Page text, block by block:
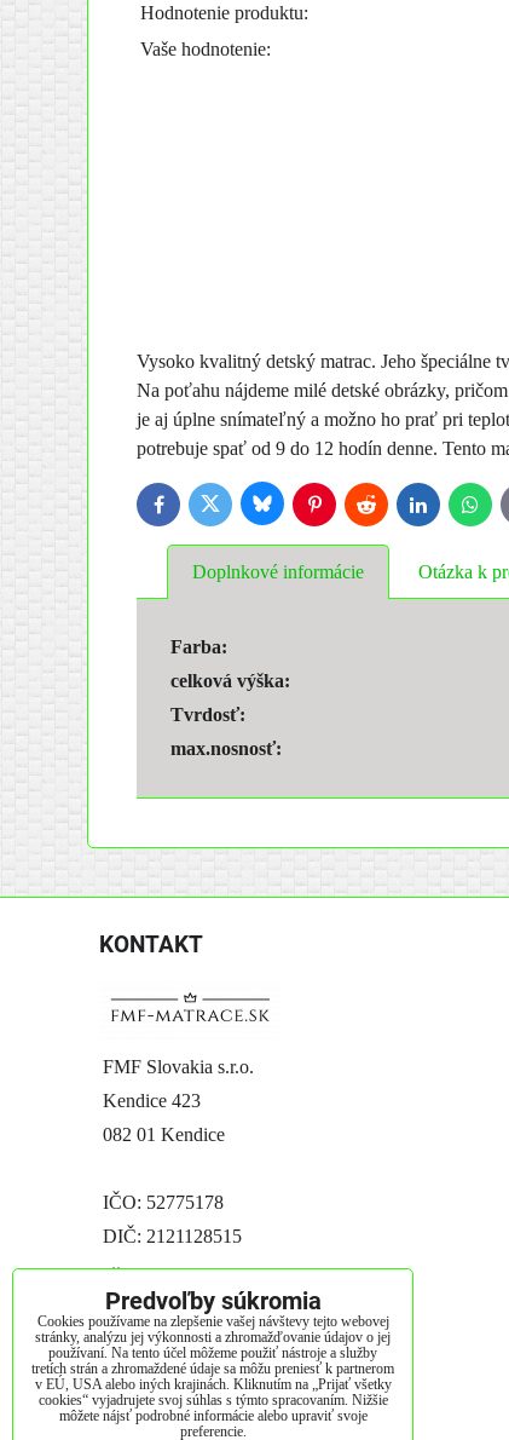
Hodnotenie produktu:
Vaše hodnotenie:
Vysoko kvalitný detský matrac. Jeho špeciálne
Na poťahu nájdeme milé detské obrázky,
je aj úplne snímateľný a možno ho prať pri
potrebuje spať od 9 do 12 hodín denne. Tento
FacebookTwitter BlueskyPinterestReddit LinkedIn
Doplnkové informácie Otázka k
Farba:
celková výška:
Tvrdosť:
max.nosnosť:
KONTAKT
FMF Slovakia s.r.o.
Kendice 423
082 01 Kendice
IČO: 52775178
DIČ: 2121128515
tel. - 0948998797
Predvoľby súkromia
Cookies používame na zlepšenie vašej návštevy tejto webovej
stránky, analýzu jej výkonnosti a zhromažďovanie údajov o jej
používaní. Na tento účel môžeme použiť nástroje a služby
tretích strán a zhromaždené údaje sa môžu preniesť k partnerom
v EÚ, USA alebo iných krajinách. Kliknutím na „Prijať všetky
cookies“ vyjadrujete svoj súhlas s týmto spracovaním. Nižšie
môžete nájsť podrobné informácie alebo upraviť svoje
preferencie.